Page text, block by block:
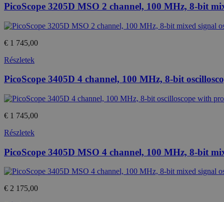
PicoScope 3205D MSO 2 channel, 100 MHz, 8-bit
€ 1 745,00
Részletek
PicoScope 3405D 4 channel, 100 MHz, 8-bit
€ 1 745,00
Részletek
PicoScope 3405D MSO 4 channel, 100 MHz, 8-bit
€ 2 175,00
Domain
_gat
Google
LLC
LLC
loadedFromBrowserCache
u_cookie